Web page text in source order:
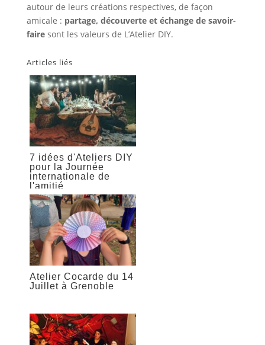
autour de leurs créations respectives, de façon
amicale : partage, découverte et échange de savoir-
fairesont les valeurs de L’Atelier DIY.
Articles liés
7 idées d'Ateliers DIY
pour la Journée
internationale de
l'amitié
Atelier Cocarde du 14
Juillet à Grenoble